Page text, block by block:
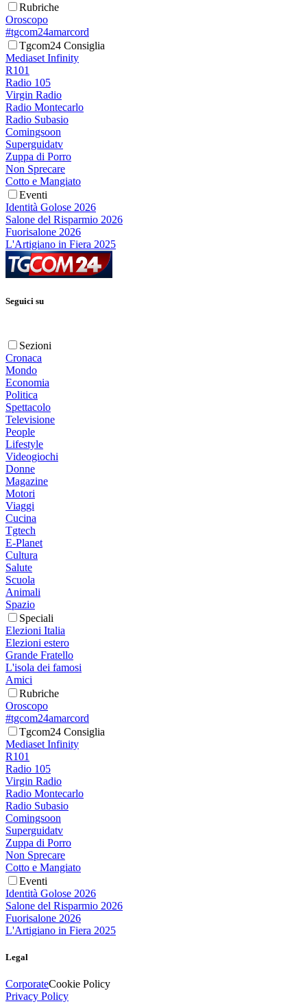
Rubriche
Oroscopo
#tgcom24amarcord
Tgcom24 Consiglia
Mediaset Infinity
R101
Radio 105
Virgin Radio
Radio Montecarlo
Radio Subasio
Comingsoon
Superguidatv
Zuppa di Porro
Non Sprecare
Cotto e Mangiato
Eventi
Identità Golose 2026
Salone del Risparmio 2026
Fuorisalone 2026
L'Artigiano in Fiera 2025
Seguici su
Sezioni
Cronaca
Mondo
Economia
Politica
Spettacolo
Televisione
People
Lifestyle
Videogiochi
Donne
Magazine
Motori
Viaggi
Cucina
Tgtech
E-Planet
Cultura
Salute
Scuola
Animali
Spazio
Speciali
Elezioni Italia
Elezioni estero
Grande Fratello
L'isola dei famosi
Amici
Rubriche
Oroscopo
#tgcom24amarcord
Tgcom24 Consiglia
Mediaset Infinity
R101
Radio 105
Virgin Radio
Radio Montecarlo
Radio Subasio
Comingsoon
Superguidatv
Zuppa di Porro
Non Sprecare
Cotto e Mangiato
Eventi
Identità Golose 2026
Salone del Risparmio 2026
Fuorisalone 2026
L'Artigiano in Fiera 2025
Legal
CorporateCookie Policy
Privacy Policy